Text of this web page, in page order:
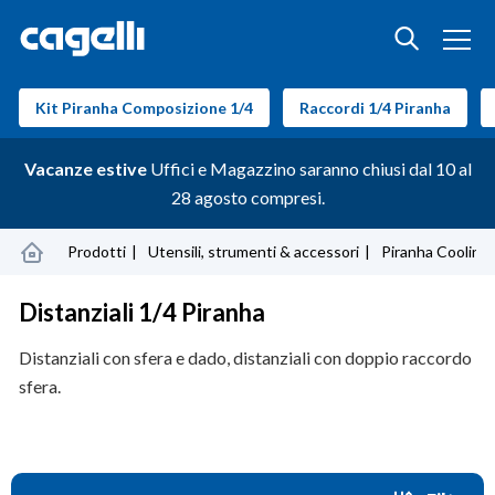
Kit Piranha Composizione 1/4 Raccordi 1/4 Piranha
Vacanze estiveUffici e Magazzino saranno chiusi dal 10 al
28 agosto compresi.
Prodotti Utensili, strumenti & accessori Piranha Cooling
Distanziali 1/4 Piranha
Distanziali con sfera e dado, distanziali con doppio raccordo
sfera.